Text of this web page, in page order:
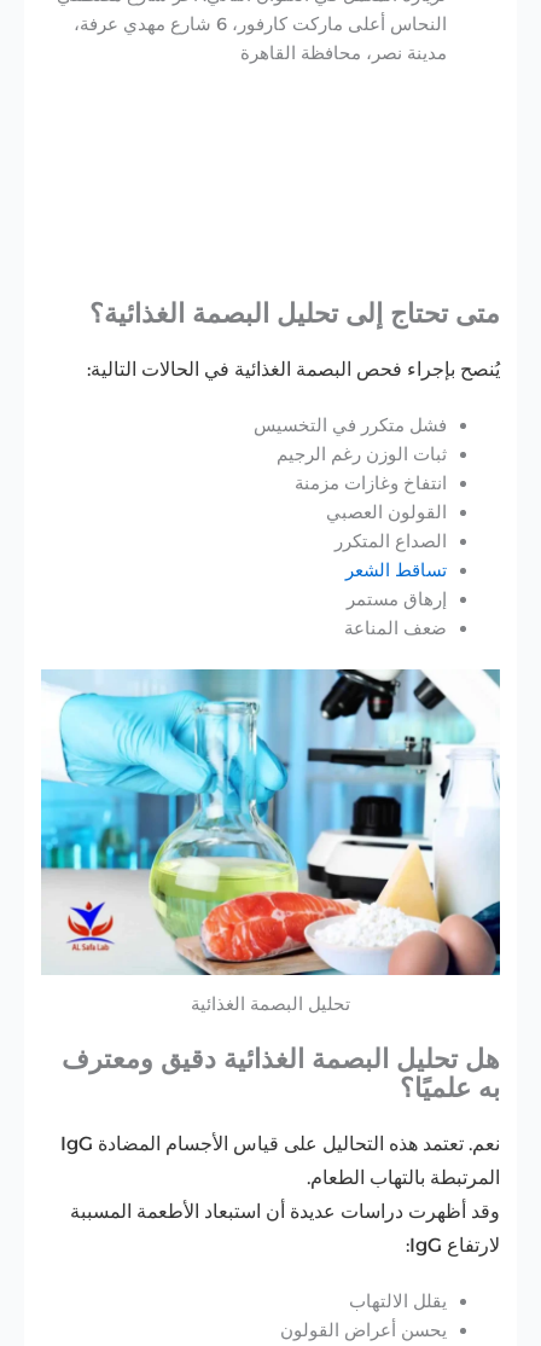
النحاس أعلى ماركت كارفور، 6 شارع مهدي عرفة،
مدينة نصر، محافظة القاهرة‬
متى تحتاج إلى تحليل البصمة الغذائية؟
يُنصح بإجراء فحص البصمة الغذائية في الحالات التالية:
فشل متكرر في التخسيس
ثبات الوزن رغم الرجيم
انتفاخ وغازات مزمنة
القولون العصبي
الصداع المتكرر
تساقط الشعر
إرهاق مستمر
ضعف المناعة
تحليل البصمة الغذائية
هل تحليل البصمة الغذائية دقيق ومعترف
به علميًا؟
نعم. تعتمد هذه التحاليل على قياس الأجسام المضادة IgG
المرتبطة بالتهاب الطعام.
وقد أظهرت دراسات عديدة أن استبعاد الأطعمة المسببة
لارتفاع IgG:
يقلل الالتهاب
يحسن أعراض القولون